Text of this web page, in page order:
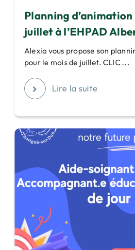
Planning d’animation
juillet à l’EHPAD
Alexia vous propose son
pour le mois de juillet. CLIC ...
Lire la suite